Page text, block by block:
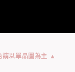
請以單品圖為主 ▲